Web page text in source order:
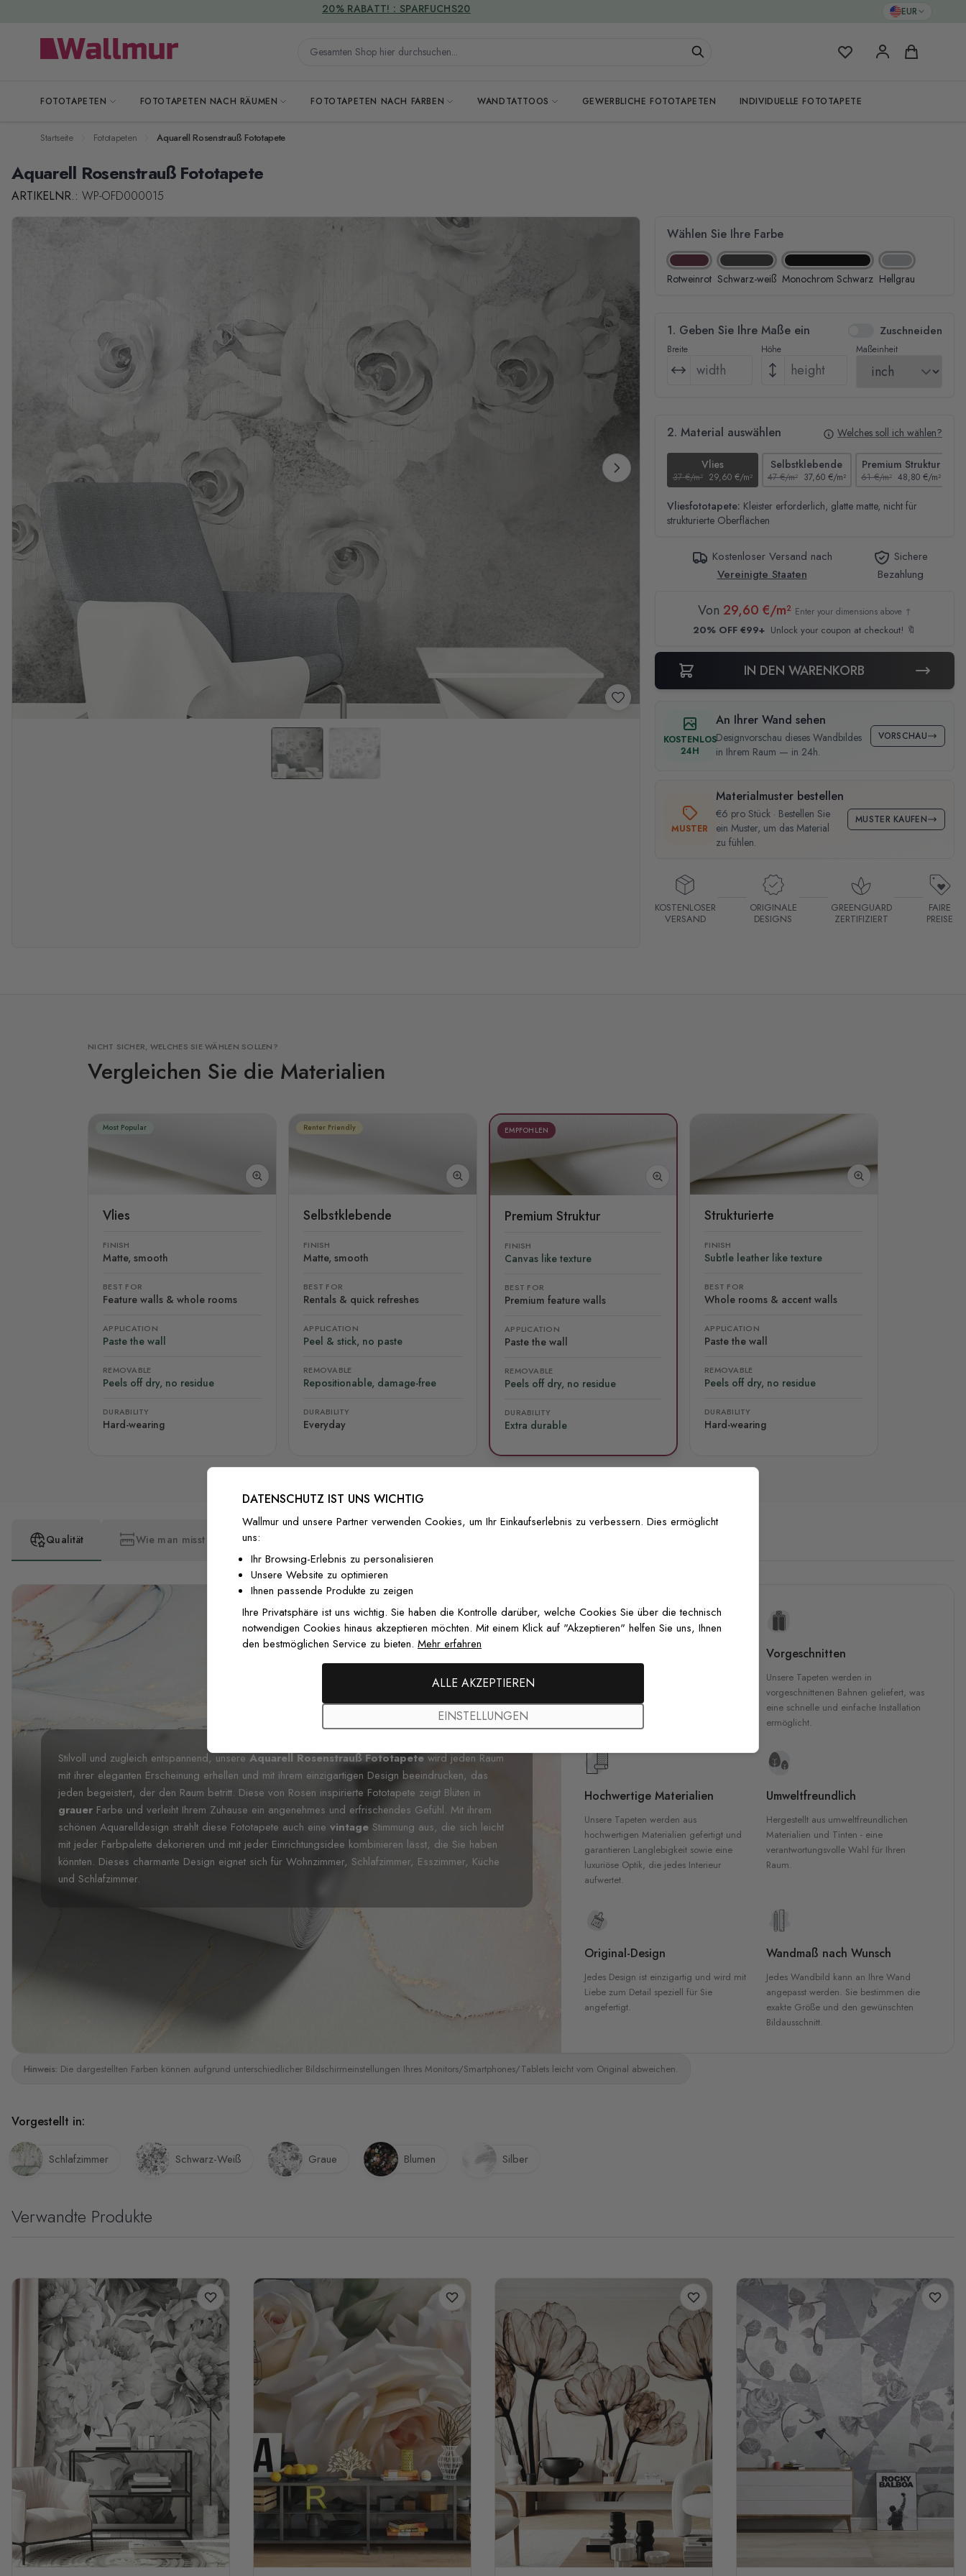
EUR
Gesamten Shop hier durchsuchen... Meine FavoritenWarenkorb
FOTOTAPETEN FOTOTAPETEN NACH RÄUMEN FOTOTAPETEN NACH FARBEN WANDTATTOOS GEWERBLICHE FOTOTAPETEN INDIVIDUELLE FOTOTAPETE
VERSANDKOSTENFREI
Startseite Fototapeten Aquarell Rosenstrauß Fototapete
Aquarell Rosenstrauß Fototapete
ARTIKELNR.: WP-OFD000015
Wählen Sie Ihre Farbe
Rotweinrot Schwarz-weiß Monochrom Schwarz Hellgrau
1. Geben Sie Ihre Maße ein Zuschneiden
Breite Höhe Maßeinheit
2. Material auswählen Welches soll ich wählen?
Vlies
37 €/m² 29,60 €/m²
Selbstklebende
47 €/m² 37,60 €/m²
Premium Struktur
61 €/m² 48,80 €/m²
Vliesfototapete: Kleister erforderlich, glatte matte, nicht für
strukturierte Oberflächen
Kostenloser Versand nach
Vereinigte Staaten
Sichere
Bezahlung
Von 29,60 €/m² Enter your dimensions above ↑
20% OFF €99+ Unlock your coupon at checkout! 🔖
IN DEN WARENKORB
KOSTENLOS
24H
An Ihrer Wand sehen
Designvorschau dieses Wandbildes
in Ihrem Raum — in 24h.
VORSCHAU
MUSTER
Materialmuster bestellen
€6 pro Stück · Bestellen Sie
ein Muster, um das Material
zu fühlen.
MUSTER KAUFEN
KOSTENLOSER
VERSAND
ORIGINALE
DESIGNS
GREENGUARD
ZERTIFIZIERT
FAIRE
PREISE
NICHT SICHER, WELCHES SIE WÄHLEN SOLLEN?
Vergleichen Sie die Materialien
Most Popular
Vlies
FINISH
Matte, smooth
BEST FOR
Feature walls & whole rooms
APPLICATION
Paste the wall
REMOVABLE
Peels off dry, no residue
DURABILITY
Hard-wearing
Renter Friendly
Selbstklebende
FINISH
Matte, smooth
BEST FOR
Rentals & quick refreshes
APPLICATION
Peel & stick, no paste
REMOVABLE
Repositionable, damage-free
DURABILITY
Everyday
EMPFOHLEN
Premium Struktur
FINISH
Canvas like texture
BEST FOR
Premium feature walls
APPLICATION
Paste the wall
REMOVABLE
Peels off dry, no residue
DURABILITY
Extra durable
Strukturierte
FINISH
Subtle leather like texture
BEST FOR
Whole rooms & accent walls
APPLICATION
Paste the wall
REMOVABLE
Peels off dry, no residue
DURABILITY
Hard-wearing
Qualität Wie man misst Wie man installiert
Stilvoll und zugleich entspannend, unsereAquarell Rosenstrauß Fototapetewird jeden Raum
mit ihrer eleganten Erscheinung erhellen und mit ihrem einzigartigen Design beeindrucken, das
jeden begeistert, der den Raum betritt. Diese von Rosen inspirierte Fototapete zeigt Blüten in
grauer Farbe und verleiht Ihrem Zuhause ein angenehmes und erfrischendes Gefühl. Mit ihrem
schönen Aquarelldesign strahlt diese Fototapete auch eine vintage Stimmung aus, die sich leicht
mit jeder Farbpalette dekorieren und mit jeder Einrichtungsidee kombinieren lässt, die Sie haben
könnten. Dieses charmante Design eignet sich für Wohnzimmer, Schlafzimmer, Esszimmer, Küche
und Schlafzimmer.
zertifizierten Tinten für garantierte
Vorgeschnitten
Unsere Tapeten werden in
vorgeschnittenen Bahnen geliefert, was
eine schnelle und einfache Installation
ermöglicht.
Hochwertige Materialien
Unsere Tapeten werden aus
hochwertigen Materialien gefertigt und
garantieren Langlebigkeit sowie eine
luxuriöse Optik, die jedes Interieur
aufwertet.
Umweltfreundlich
Hergestellt aus umweltfreundlichen
Materialien und Tinten - eine
verantwortungsvolle Wahl für Ihren
Raum.
Original-Design
Jedes Design ist einzigartig und wird mit
Liebe zum Detail speziell für Sie
angefertigt.
Wandmaß nach Wunsch
Jedes Wandbild kann an Ihre Wand
angepasst werden. Sie bestimmen die
exakte Größe und den gewünschten
Bildausschnitt.
Hinweis: Die dargestellten Farben können aufgrund unterschiedlicher Bildschirmeinstellungen Ihres Monitors/Smartphones/Tablets leicht vom Original abweichen.
Vorgestellt in:
Schlafzimmer Schwarz-Weiß Graue Blumen Silber
Verwandte Produkte
DATENSCHUTZ IST UNS WICHTIG
Wallmur und unsere Partner verwenden Cookies, um Ihr Einkaufserlebnis zu verbessern. Dies ermöglicht
uns:
Ihr Browsing-Erlebnis zu personalisieren
Unsere Website zu optimieren
Ihnen passende Produkte zu zeigen
Ihre Privatsphäre ist uns wichtig. Sie haben die Kontrolle darüber, welche Cookies Sie über die technisch
notwendigen Cookies hinaus akzeptieren möchten. Mit einem Klick auf "Akzeptieren" helfen Sie uns, Ihnen
den bestmöglichen Service zu bieten. Mehr erfahren
ALLE AKZEPTIEREN
EINSTELLUNGEN